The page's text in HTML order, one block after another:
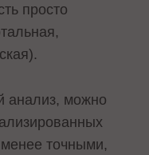
просто
анализ, можно
точными,